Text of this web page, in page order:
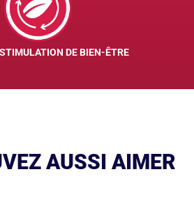
DE BIEN-ÊTRE
AUSSI AIMER